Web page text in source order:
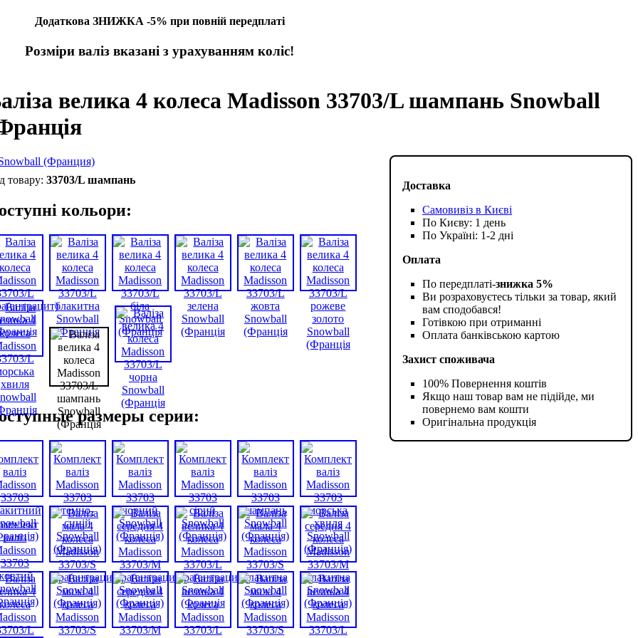
Додаткова ЗНИЖКА -5% при повній передплаті
Розміри валіз вказані з урахуванням коліс!
велика 4 колеса Madisson 33703/L шампань Snowball
Доставка
Самовивіз в Києві
По Києву: 1 день
По Україні: 1-2 дні
Оплата
По передплаті-знижка 5%
Ви розраховуєтесь тільки за товар, який
вам сподобався!
Готівкою при отриманні
Оплата банківською картою
Захист споживача
100% Повернення коштів
Якщо наш товар вам не підійде, ми
повернемо вам кошти
Оригінальна продукція
33703/L шампань
кольори:
размеры серии: